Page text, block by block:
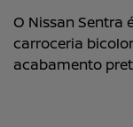
O Nissan Sentra
carroceria
acabamento